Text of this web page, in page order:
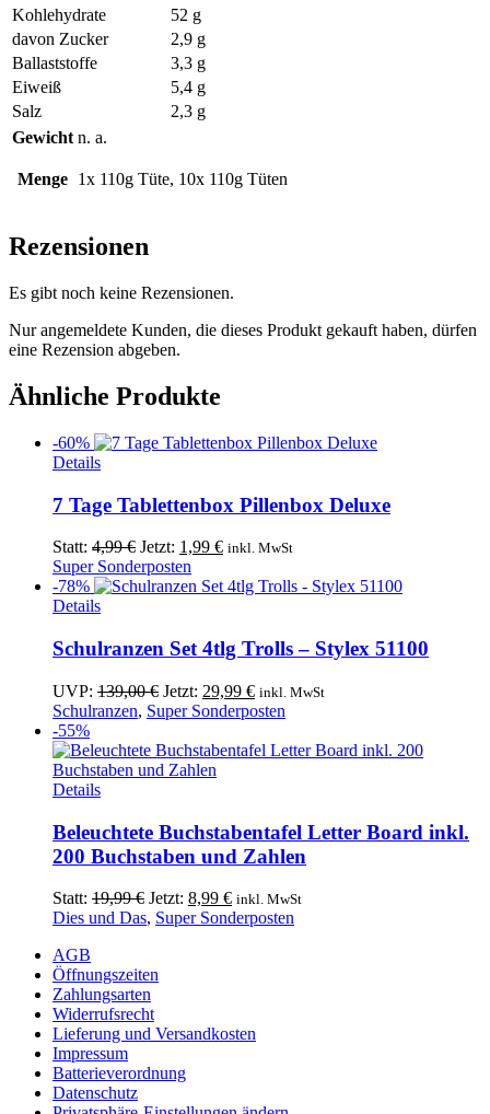
Kohlehydrate
52 g
davon Zucker
2,9 g
Ballaststoffe
3,3 g
Eiweiß
5,4 g
Salz
2,3 g
Gewicht n. a.
Menge 1x 110g Tüte, 10x 110g Tüten
Rezensionen
Es gibt noch keine Rezensionen.
Nur angemeldete Kunden, die dieses Produkt gekauft haben, dürfen
eine Rezension abgeben.
Ähnliche Produkte
-60%
Details
7 Tage Tablettenbox Pillenbox Deluxe
Statt: 4,99€ Ursprünglicher
Preis
war:
Jetzt: 1,99 €Aktueller
ist:
inkl. MwSt
Super Sonderposten
-78%
Details
Schulranzen Set 4tlg Trolls – Stylex 51100
UVP: 139,00€ Ursprünglicher
Preis
139,00 €
Jetzt: 29,99 €Aktueller
Preis
29,99 €.
inkl. MwSt
Schulranzen, Super Sonderposten
-55%
Details
Beleuchtete Buchstabentafel Letter Board inkl.
200 Buchstaben und Zahlen
Statt: 19,99€ Ursprünglicher
Preis
Jetzt: 8,99 €Aktueller
Preis
inkl. MwSt
Dies und Das, Super Sonderposten
AGB
Öffnungszeiten
Zahlungsarten
Widerrufsrecht
Lieferung und Versandkosten
Impressum
Batterieverordnung
Datenschutz